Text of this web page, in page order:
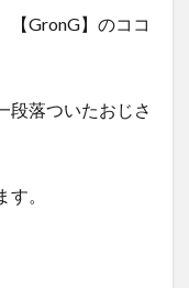
【GronG】のココ
段落ついたおじさ
。